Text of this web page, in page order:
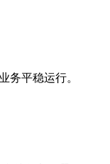
务平稳运行。